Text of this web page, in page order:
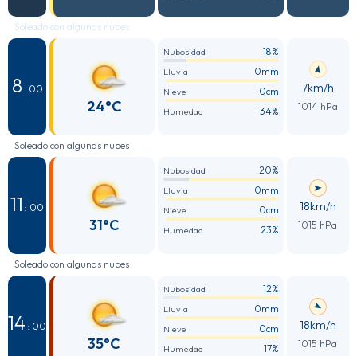
Soleado con algunas nubes
8 : 00
24°C
Nubosidad 18%
Lluvia 0mm
Nieve 0cm
Humedad 34%
7km/h
1014 hPa
Soleado con algunas nubes
11 : 00
31°C
Nubosidad 20%
Lluvia 0mm
Nieve 0cm
Humedad 23%
18km/h
1015 hPa
Soleado con algunas nubes
14 : 00
35°C
Nubosidad 12%
Lluvia 0mm
Nieve 0cm
Humedad 17%
18km/h
1015 hPa